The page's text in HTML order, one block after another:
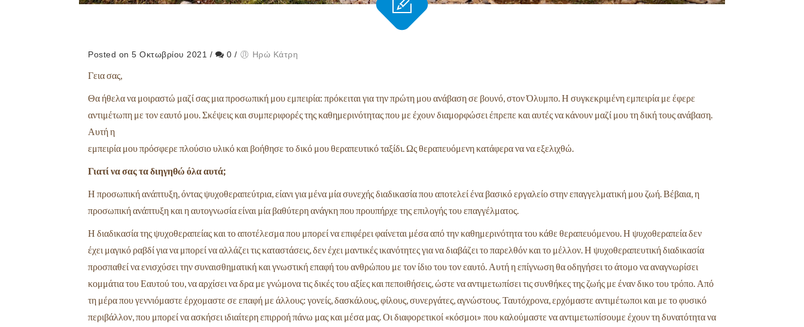
Posted on 5 Οκτωβρίου 2021 / 0 / Ηρώ Κάτρη
Γεια σας,
Θα ήθελα να μοιραστώ μαζί σας μια προσωπική μου εμπειρία: πρόκειται για την πρώτη μου ανάβαση σε βουνό, στον Όλυμπο. Η συγκεκριμένη εμπειρία με έφερε
αντιμέτωπη με τον εαυτό μου. Σκέψεις και συμπεριφορές της καθημερινότητας που με έχουν διαμορφώσει έπρεπε και αυτές να κάνουν μαζί μου τη δική τους ανάβαση.
Αυτή η
εμπειρία μου πρόσφερε πλούσιο υλικό και βοήθησε το δικό μου θεραπευτικό ταξίδι. Ως θεραπευόμενη κατάφερα να να εξελιχθώ.
Γιατί να σας τα διηγηθώ όλα αυτά;
Η προσωπική ανάπτυξη, όντας ψυχοθεραπεύτρια, είανι για μένα μία συνεχής διαδικασία που αποτελεί ένα βασικό εργαλείο στην επαγγελματική μου ζωή. Βέβαια, η
προσωπική ανάπτυξη και η αυτογνωσία είναι μία βαθύτερη ανάγκη που προυπήρχε της επιλογής του επαγγέλματος.
Η διαδικασία της ψυχοθεραπείας και το αποτέλεσμα που μπορεί να επιφέρει φαίνεται μέσα από την καθημερινότητα του κάθε θεραπευόμενου. Η ψυχοθεραπεία δεν
έχει μαγικό ραβδί για να μπορεί να αλλάζει τις καταστάσεις, δεν έχει μαντικές ικανότητες για να διαβάζει το παρελθόν και το μέλλον. Η ψυχοθεραπευτική διαδικασία
προσπαθεί να ενισχύσει την συναισθηματική και γνωστική επαφή του ανθρώπου με τον ίδιο του τον εαυτό. Αυτή η επίγνωση θα οδηγήσει το άτομο να αναγνωρίσει
κομμάτια του Εαυτού του, να αρχίσει να δρα με γνώμονα τις δικές του αξίες και πεποιθήσεις, ώστε να αντιμετωπίσει τις συνθήκες της ζωής με έναν δικο του τρόπο. Από
τη μέρα που γεννιόμαστε έρχομαστε σε επαφή με άλλους: γονείς, δασκάλους, φίλους, συνεργάτες, αγνώστους. Ταυτόχρονα, ερχόμαστε αντιμέτωποι και με το φυσικό
περιβάλλον, που μπορεί να ασκήσει ιδιαίτερη επιρροή πάνω μας και μέσα μας. Οι διαφορετικοί «κόσμοι» που καλούμαστε να αντιμετωπίσουμε έχουν τη δυνατότητα να